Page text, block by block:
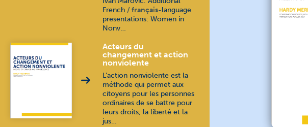
French
français-language
presentations: Women in
Nonv…
Acteurs du
changement et action
nonviolente
L’action nonviolente est la
méthode qui permet aux
citoyens pour les personnes
ordinaires de se battre pour
leurs droits, la liberté et la
jus…